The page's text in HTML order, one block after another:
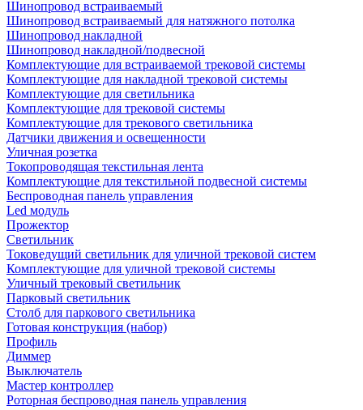
Шинопровод встраиваемый
Шинопровод встраиваемый для натяжного потолка
Шинопровод накладной
Шинопровод накладной/подвесной
Комплектующие для встраиваемой трековой системы
Комплектующие для накладной трековой системы
Комплектующие для светильника
Комплектующие для трековой системы
Комплектующие для трекового светильника
Датчики движения и освещенности
Уличная розетка
Токопроводящая текстильная лента
Комплектующие для текстильной подвесной системы
Беспроводная панель управления
Led модуль
Прожектор
Светильник
Токоведущий светильник для уличной трековой систем
Комплектующие для уличной трековой системы
Уличный трековый светильник
Парковый светильник
Столб для паркового светильника
Готовая конструкция (набор)
Профиль
Диммер
Выключатель
Мастер контроллер
Роторная беспроводная панель управления